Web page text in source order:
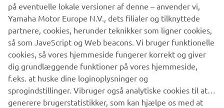
Please click on the link to see full details of the YZF-R1M
online application process, as well as the full range of
colour options for Yamaha's 2017
Supersport, Hyper
Naked
Sport Heritage Adventure
Sport Touring
models.
på eventuelle lokale versioner af denne – anvender vi,
Yamaha Motor Europe N.V., dets filialer og tilknyttede
partnere, cookies, herunder teknikker som ligner cookies,
så som JaveScript og Web beacons. Vi bruger funktionelle
cookies, så vores hjemmeside fungerer korrekt og giver
dig grundlæggende funktioner på vores hjemmeside,
f.eks. at huske dine loginoplysninger og
sprogindstillinger. Vibruger også analytiske cookies til at
generere brugerstatistikker, som kan hjælpe os med at